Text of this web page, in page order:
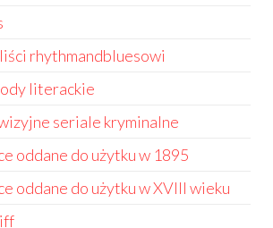
rhythmandbluesowi
literackie
seriale kryminalne
oddane do użytku w 1895
oddane do użytku w XVIII wieku